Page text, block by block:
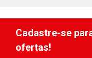
Cadastre-se
ofertas!